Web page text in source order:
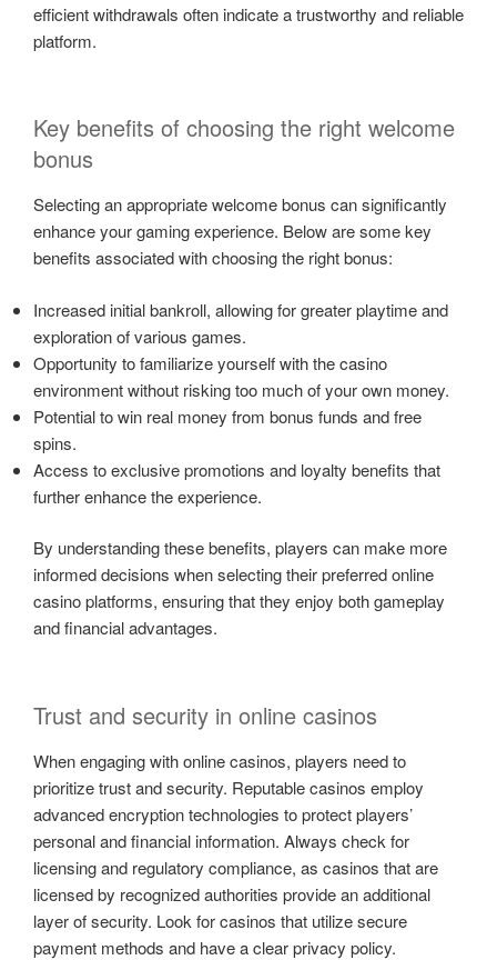
efficient withdrawals often indicate a trustworthy and reliable
platform.
Key benefits of choosing the right welcome
bonus
Selecting an appropriate welcome bonus can significantly
enhance your gaming experience. Below are some key
benefits associated with choosing the right bonus:
Increased initial bankroll, allowing for greater playtime and
exploration of various games.
Opportunity to familiarize yourself with the casino
environment without risking too much of your own money.
Potential to win real money from bonus funds and free
spins.
Access to exclusive promotions and loyalty benefits that
further enhance the experience.
By understanding these benefits, players can make more
informed decisions when selecting their preferred online
casino platforms, ensuring that they enjoy both gameplay
and financial advantages.
Trust and security in online casinos
When engaging with online casinos, players need to
prioritize trust and security. Reputable casinos employ
advanced encryption technologies to protect players’
personal and financial information. Always check for
licensing and regulatory compliance, as casinos that are
licensed by recognized authorities provide an additional
layer of security. Look for casinos that utilize secure
payment methods and have a clear privacy policy.